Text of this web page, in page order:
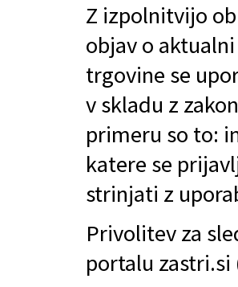
Z izpolnitvijo
objav o
trgovine se
v skladu z
primeru so to:
katere se
strinjati z
Privolitev za
portalu zastri.si